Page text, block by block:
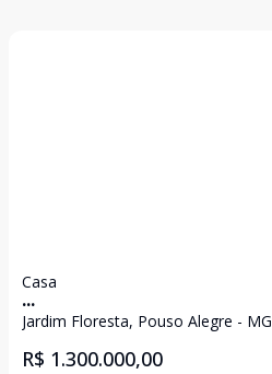
Casa
...
Jardim Floresta, Pouso Alegre - MG
R$ 1.300.000,00